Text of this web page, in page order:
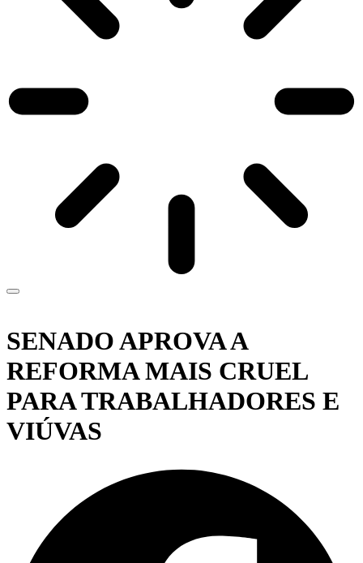
SENADO APROVA A
REFORMA MAIS CRUEL
PARA TRABALHADORES E
VIÚVAS